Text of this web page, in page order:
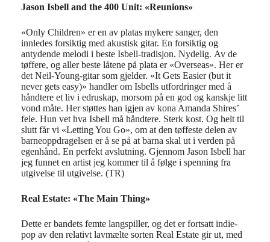
Jason Isbell and the 400 Unit: «Reunions»
«Only Children» er en av platas mykere sanger, den
innledes forsiktig med akustisk gitar. En forsiktig og
antydende melodi i beste Isbell-tradisjon. Nydelig. Av de
tøffere, og aller beste låtene på plata er «Overseas». Her er
det Neil-Young-gitar som gjelder. «It Gets Easier (but it
never gets easy)» handler om Isbells utfordringer med å
håndtere et liv i edruskap, morsom på en god og kanskje litt
vond måte. Her støttes han igjen av kona Amanda Shires’
fele. Hun vet hva Isbell må håndtere. Sterk kost. Og helt til
slutt får vi «Letting You Go», om at den tøffeste delen av
barneoppdragelsen er å se på at barna skal ut i verden på
egenhånd. En perfekt avslutning. Gjennom Jason Isbell har
jeg funnet en artist jeg kommer til å følge i spenning fra
utgivelse til utgivelse. (TR)
Real Estate: «The Main Thing»
Dette er bandets femte langspiller, og det er fortsatt indie-
pop av den relativt lavmælte sorten Real Estate gir ut, med